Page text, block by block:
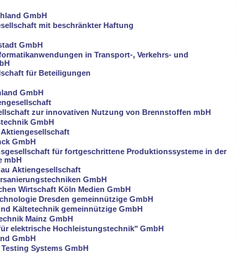
GmbH
mit beschränkter Haftung
GmbH
in Transport-, Verkehrs- und
für Beteiligungen
GmbH
zur innovativen Nutzung von Brennstoffen mbH
GmbH
GmbH
für fortgeschrittene Produktionssysteme in der
mbH
Aktiengesellschaft
GmbH
Wirtschaft Köln Medien GmbH
Dresden gemeinnützige GmbH
Kältetechnik gemeinnützige GmbH
Mainz GmbH
elektrische Hochleistungstechnik" GmbH
GmbH
Systems GmbH